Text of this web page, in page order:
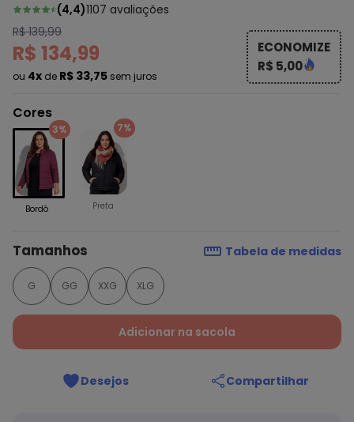
(4,4)1107 avaliações
R$ 139,99
R$ 134,99
ou 4x de R$ 33,75 sem juros
ECONOMIZE
R$ 5,00
Cores
3%
Bordô
7%
Preta
Tamanhos Tabela de medidas
G GG XXG XLG
Adicionar na sacola
Desejos Compartilhar